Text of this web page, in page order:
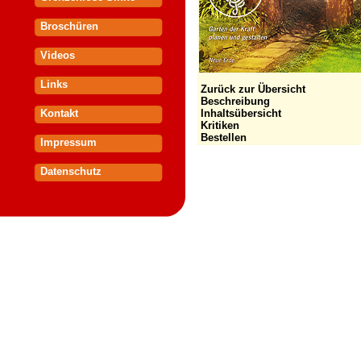
Broschüren
Videos
Links
Kontakt
Impressum
Datenschutz
Zurück zur Übersicht
Beschreibung
Inhaltsübersicht
Kritiken
Bestellen